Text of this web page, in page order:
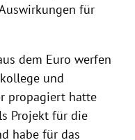
für
dem Euro werfen
und
propagiert hatte
Projekt für die
habe für das